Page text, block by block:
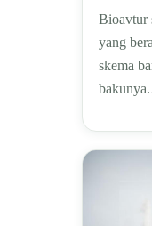
Bioavtur
yang
skema